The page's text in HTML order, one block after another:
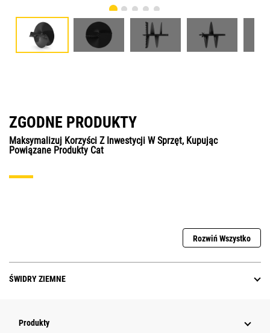
ZGODNE PRODUKTY
Maksymalizuj Korzyści Z Inwestycji W Sprzęt, Kupując
Powiązane Produkty Cat
Rozwiń Wszystko
ŚWIDRY ZIEMNE
Produkty